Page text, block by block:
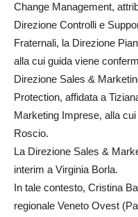
Change Management,
Direzione Controlli e
Fraternali, la Direzione
alla cui guida viene
Direzione Sales &
Protection, affidata a
Marketing Imprese, alla
Roscio.
La Direzione Sales &
interim a Virginia Borla.
In tale contesto, Cristina
regionale Veneto Ovest